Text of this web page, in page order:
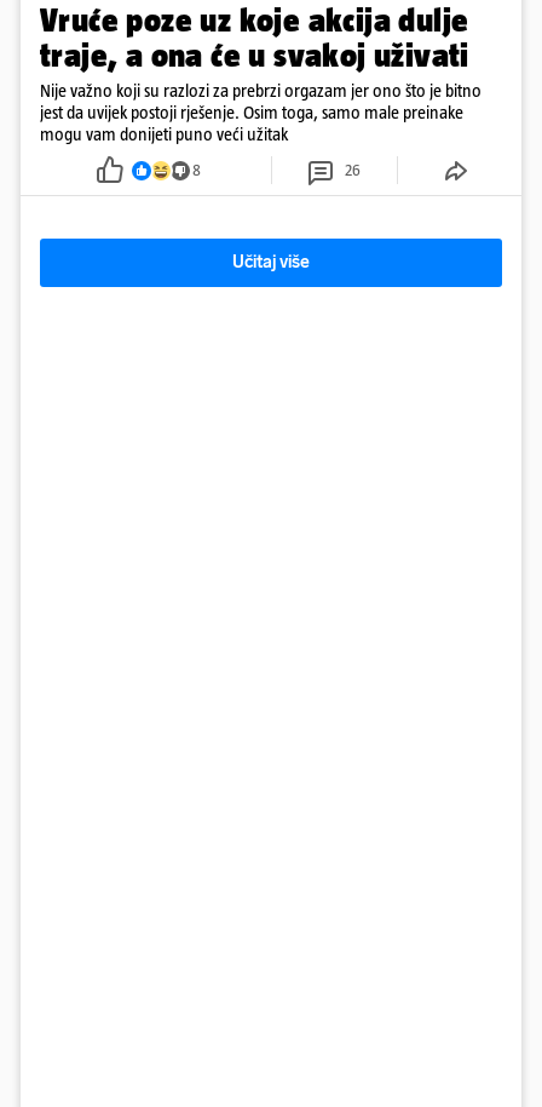
Vruće poze uz koje akcija dulje
traje, a ona će u svakoj uživati
Nije važno koji su razlozi za prebrzi orgazam jer ono što je bitno
jest da uvijek postoji rješenje. Osim toga, samo male preinake
mogu vam donijeti puno veći užitak
8 26
Učitaj više